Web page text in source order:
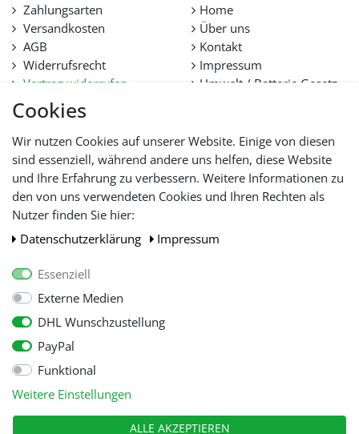
Cookies
Wir nutzen Cookies auf unserer Website. Einige von diesen
sind essenziell, während andere uns helfen, diese Website
und Ihre Erfahrung zu verbessern. Weitere Informationen zu
den von uns verwendeten Cookies und Ihren Rechten als
Nutzer finden Sie hier:
Daten­schutz­erklärung
Impressum
Essenziell
Externe Medien
DHL Wunschzustellung
PayPal
Funktional
Weitere Einstellungen
ALLE AKZEPTIEREN
Zahlungsarten
Versandkosten
AGB
Widerrufsrecht
Vertrag widerrufen
Datenschutz
Hilfe
Lieferfristen und
Lieferbeschränkung
Home
Über uns
Kontakt
Impressum
Umwelt / Batterie Gesetz
WIR AKZEPTIEREN
© Copyright 2026 Tooltraders GmbH. Alle Rechte vorbehalten